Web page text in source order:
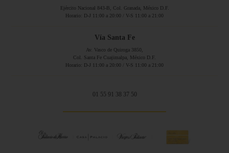
Ejército Nacional 843-B, Col. Granada, México D.F.
Horario: D-J 11:00 a 20:00 / V-S 11:00 a 21:00
Vía Santa Fe
Av. Vasco de Quiroga 3850,
Col. Santa Fe Cuajimalpa, México D.F.
Horario: D-J 11:00 a 20:00 / V-S 11:00 a 21:00
01 55 91 38 37 50